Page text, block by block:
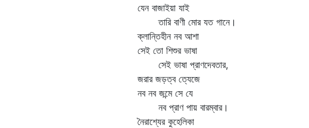
যেন বাজাইয়া যাই
তারি বাণী মোর যত গানে।
ক্লান্তিহীন নব আশা
সেই তো শিশুর ভাষা
সেই ভাষা প্রাণদেবতার,
জরার জড়ত্ব ত্যেজে
নব নব জন্মে সে যে
নব প্রাণ পায় বারম্বার।
নৈরাশ্যের কুহেলিকা